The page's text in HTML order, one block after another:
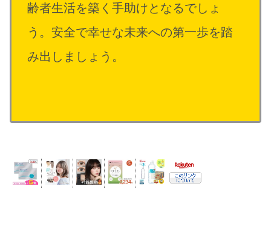
齢者生活を築く手助けとなるでしょ
う。安全で幸せな未来への第一歩を踏
み出しましょう。